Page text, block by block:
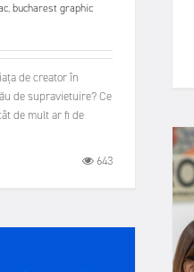
,bucharest graphic
de creator în
de supravietuire? Ce
de mult ar fi de
643